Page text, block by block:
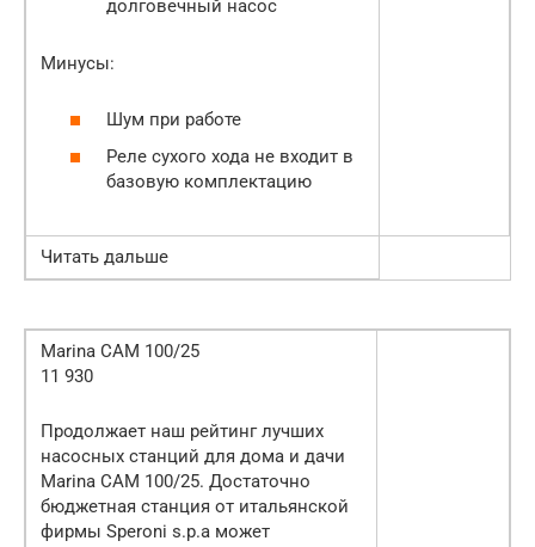
долговечный насос
Минусы:
Шум при работе
Реле сухого хода не входит в
базовую комплектацию
Читать дальше
Marina CAM 100/25
11 930
Продолжает наш рейтинг лучших
насосных станций для дома и дачи
Marina CAM 100/25. Достаточно
бюджетная станция от итальянской
фирмы Speroni s.p.a может